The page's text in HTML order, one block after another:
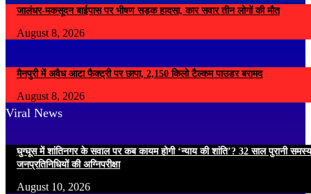
जालंधर-मकसूदन बाईपास पर भीषण सड़क हादसा, कार सवार तीन लोगों की मौत
August 8, 2026
मैनपुरी में अवैध आटा फैक्ट्री पर छापा, 2,150 किलो टैल्कम पाउडर बरामद
August 8, 2026
Viral News
घुग्घूस में शांतिनगर के सवाल पर कब कायम होगी ‘न्याय की शांति’? 32 साल पुरानी
जनप्रतिनिधियों की अग्निपरीक्षा
August 10, 2026